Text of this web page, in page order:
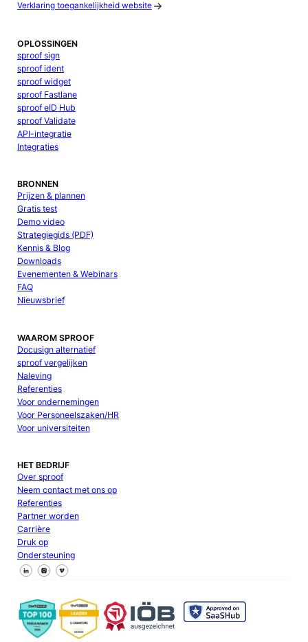
Verklaring toegankelijkheid website
OPLOSSINGEN
sproof sign
sproof ident
sproof widget
sproof Fastlane
sproof eID Hub
sproof Validate
API-integratie
Integraties
BRONNEN
Prijzen & plannen
Gratis test
Demo video
Strategiegids (PDF)
Kennis & Blog
Downloads
Evenementen & Webinars
FAQ
Nieuwsbrief
WAAROM SPROOF
Docusign alternatief
sproof vergelijken
Naleving
Referenties
Voor ondernemingen
Voor Personeelszaken/HR
Voor universiteiten
HET BEDRIJF
Over sproof
Neem contact met ons op
Referenties
Partner worden
Carrière
Druk op
Ondersteuning
Volg ons op Facebook
Volg ons op X
Volg ons op LinkedIn